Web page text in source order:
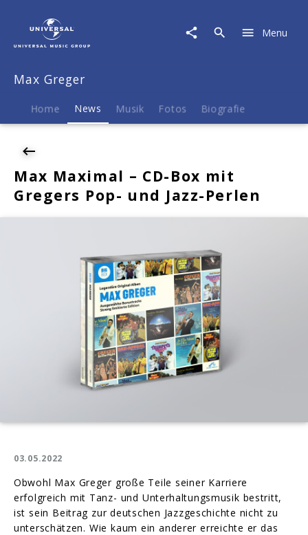
News
Max
CD-
Pop-
und
Menu
Max Greger
Home News Musik Fotos Biografie
Max Maximal – CD-Box mit
Gregers Pop- und Jazz-Perlen
03.05.2022
Obwohl Max Greger große Teile seiner Karriere
erfolgreich mit Tanz- und Unterhaltungsmusik bestritt,
ist sein Beitrag zur deutschen Jazzgeschichte nicht zu
unterschätzen. Wie kaum ein anderer erreichte er das